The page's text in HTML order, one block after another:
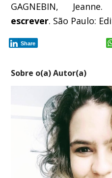
GAGNEBIN, Jeanne.
escrever. São Paulo:
Share
Sobre o(a) Autor(a)